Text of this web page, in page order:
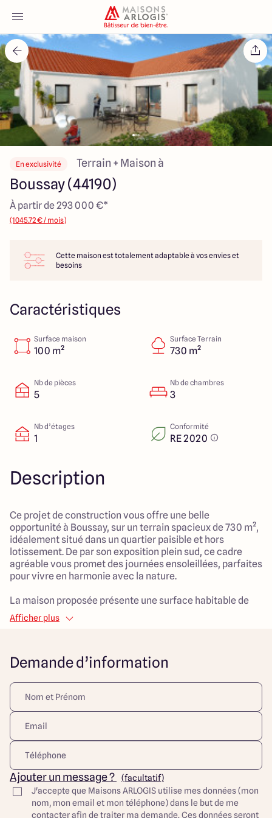
Accueil
Nos maisons
Nos annonces
Votre projet
Qui sommes-nous
Maisons ARLOGIS Nantes
4.7 4.7
En exclusivité Terrain + Maison à
Boussay (44190)
À partir de 293 000 €*
(1045.72 € / mois)
Cette maison est totalement adaptable à vos envies et
besoins
Caractéristiques
Surface maison
100 m²
Surface Terrain
730 m²
Nb de pièces
5
Nb de chambres
3
Nb d’étages
1
Conformité
RE 2020
Description
Ce projet de construction vous offre une belle
opportunité à Boussay, sur un terrain spacieux de 730 m²,
idéalement situé dans un quartier paisible et hors
lotissement. De par son exposition plein sud, ce cadre
agréable vous promet des journées ensoleillées, parfaites
pour vivre en harmonie avec la nature.
La maison proposée présente une surface habitable de
100 m², organisée de manière à optimiser l'espace pour le
confort de toute la famille. Avec 5 pièces, incluant 3
moments de partage et de convivialité, deviendra sans
La localisation est également un atout majeur : à
proximité d'écoles et dans un environnement calme, ce
lieu de vie s'avère idéal pour les familles souhaitant un
cadre propice à l'épanouissement de leurs enfants. Ne
manquez pas cette occasion de réaliser votre projet de
rêve dans un cadre charmant et accueillant.
Découvrez toutes nos offres et réalisations ARLOGIS sur
notre site Internet. Visuel d'illustration. Le modèle est
totalement adaptable à vos envies et besoins et
Afficher plus
Demande d’information
Ajouter un message ?
(facultatif)
J'accepte que Maisons ARLOGIS utilise mes données (mon
nom, mon email et mon téléphone) dans le but de me
contacter afin de traiter ma demande. Ces données seront